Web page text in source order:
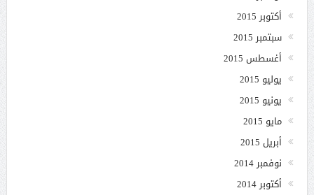
أكتوبر 2015
سبتمبر 2015
أغسطس 2015
يوليو 2015
يونيو 2015
مايو 2015
أبريل 2015
نوفمبر 2014
أكتوبر 2014